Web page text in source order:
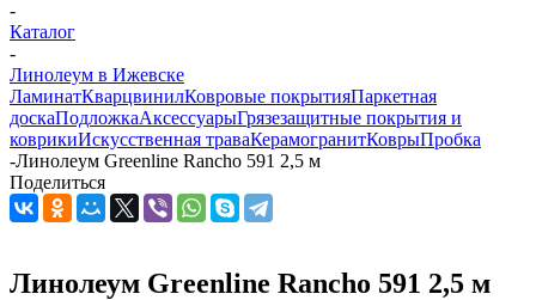
-
Каталог
-
Линолеум в Ижевске
ЛаминатКварцвинилКовровые покрытияПаркетная
доскаПодложкаАксессуарыГрязезащитные покрытия и
коврикиИскусственная траваКерамогранитКоврыПробка
-Линолеум Greenline Rancho 591 2,5 м
Поделиться
Линолеум Greenline Rancho 591 2,5 м